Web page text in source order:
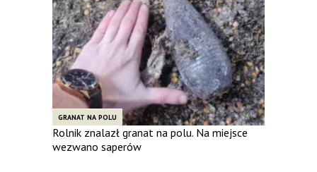
GRANAT NA POLU
Rolnik znalazł granat na polu. Na miejsce
wezwano saperów